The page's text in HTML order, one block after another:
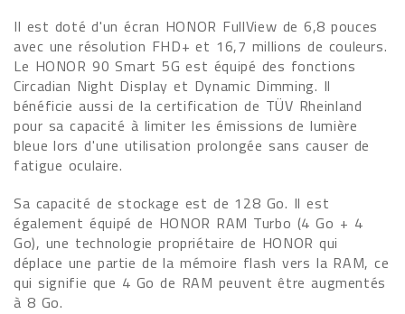
Il est doté d'un écran HONOR FullView de 6,8 pouces
avec une résolution FHD+ et 16,7 millions de couleurs.
Le HONOR 90 Smart 5G est équipé des fonctions
Circadian Night Display et Dynamic Dimming. Il
bénéficie aussi de la certification de TÜV Rheinland
pour sa capacité à limiter les émissions de lumière
bleue lors d'une utilisation prolongée sans causer de
fatigue oculaire.
Sa capacité de stockage est de 128 Go. Il est
également équipé de HONOR RAM Turbo (4 Go + 4
Go), une technologie propriétaire de HONOR qui
déplace une partie de la mémoire flash vers la RAM, ce
qui signifie que 4 Go de RAM peuvent être augmentés
à 8 Go.